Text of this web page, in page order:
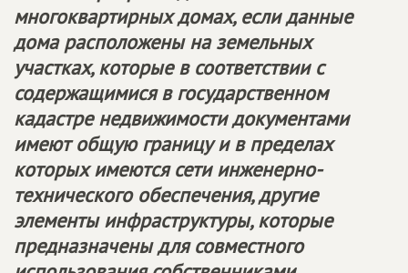
многоквартирных домах, если данные
дома расположены на земельных
участках, которые в соответствии с
содержащимися в государственном
кадастре недвижимости документами
имеют общую границу и в пределах
которых имеются сети инженерно-
технического обеспечения, другие
элементы инфраструктуры, которые
предназначены для совместного